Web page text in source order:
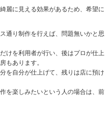
麗に見える効果があるため、希望に
通り制作を行えば、問題無いかと思
けを利用者が行い、後はプロが仕上
もあります。
を自分が仕上げて、残りは店に預け
を楽しみたいという人の場合は、前